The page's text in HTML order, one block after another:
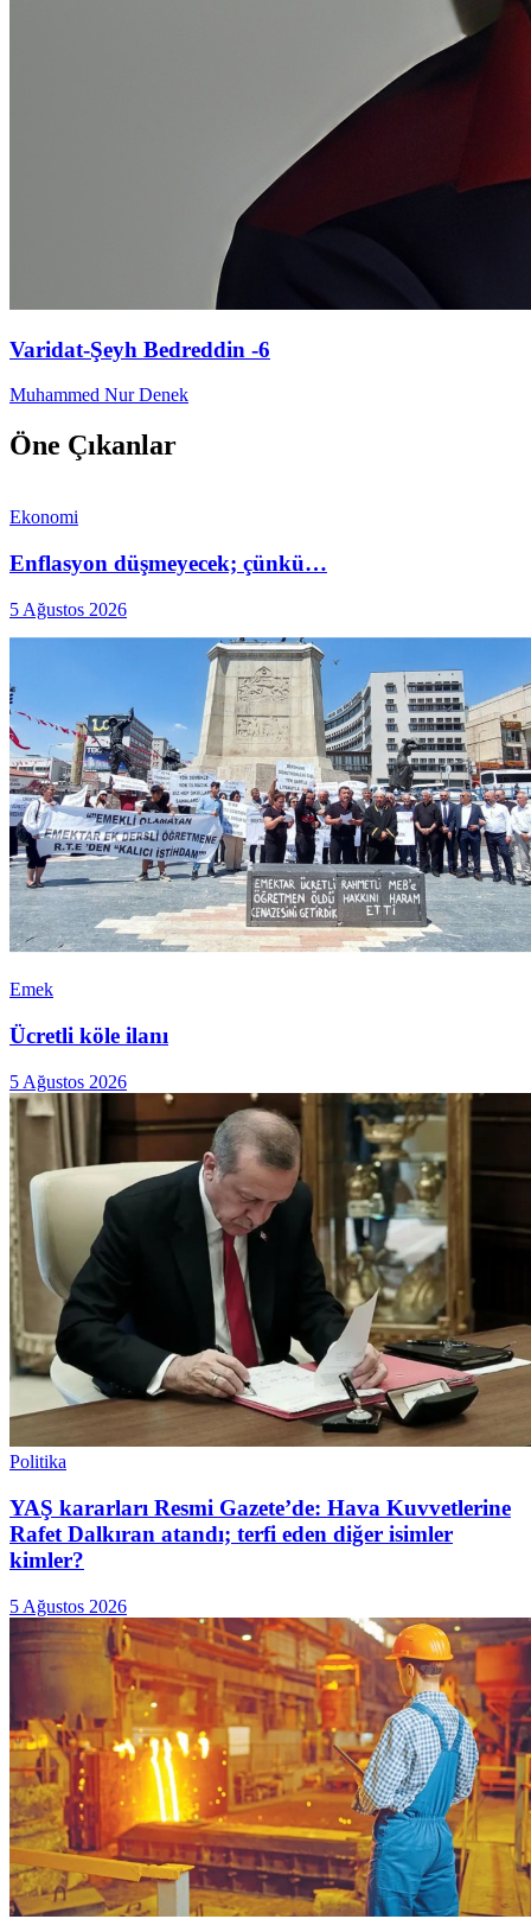
Varidat-Şeyh Bedreddin -6
Muhammed Nur Denek
Öne Çıkanlar
Ekonomi
Enflasyon düşmeyecek; çünkü…
5 Ağustos 2026
Emek
Ücretli köle ilanı
5 Ağustos 2026
Politika
YAŞ kararları Resmi Gazete’de: Hava Kuvvetlerine
Rafet Dalkıran atandı; terfi eden diğer isimler
kimler?
5 Ağustos 2026